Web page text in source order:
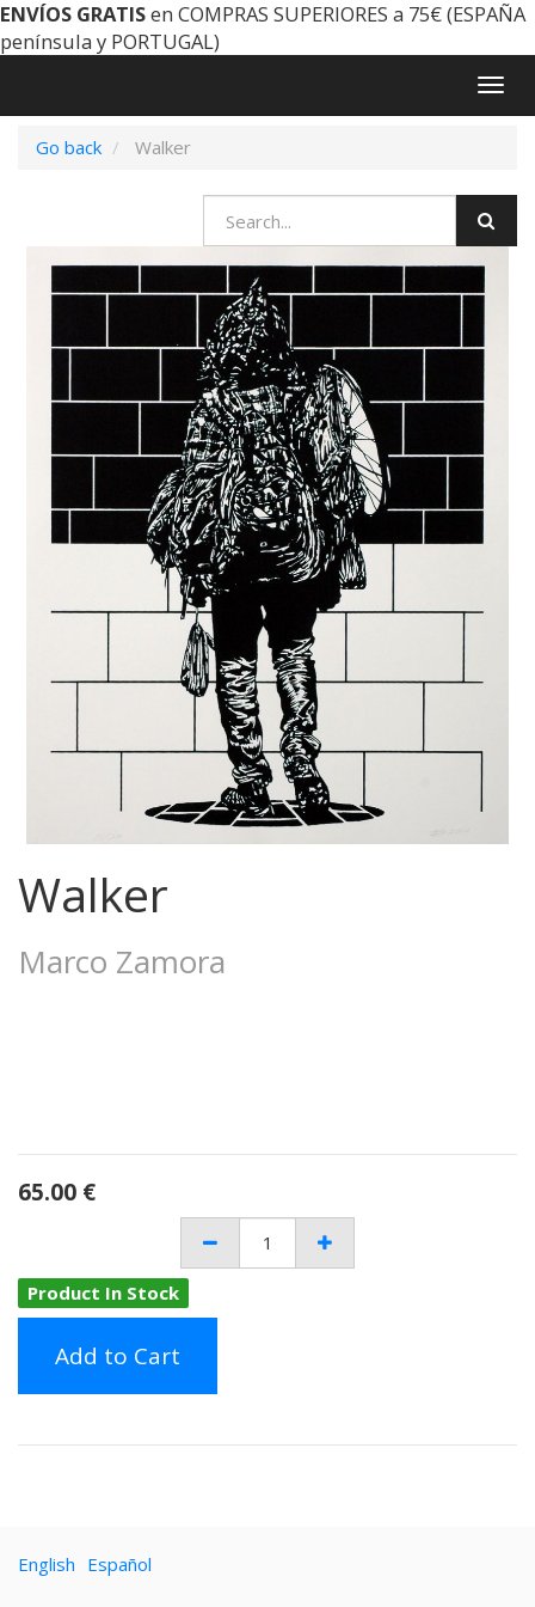
ENVÍOS GRATISen COMPRAS SUPERIORES a 75€ (ESPAÑA
península y PORTUGAL)
Go back
Walker
Walker
Marco Zamora
65.00 €
Product In Stock
Add to Cart
English Español